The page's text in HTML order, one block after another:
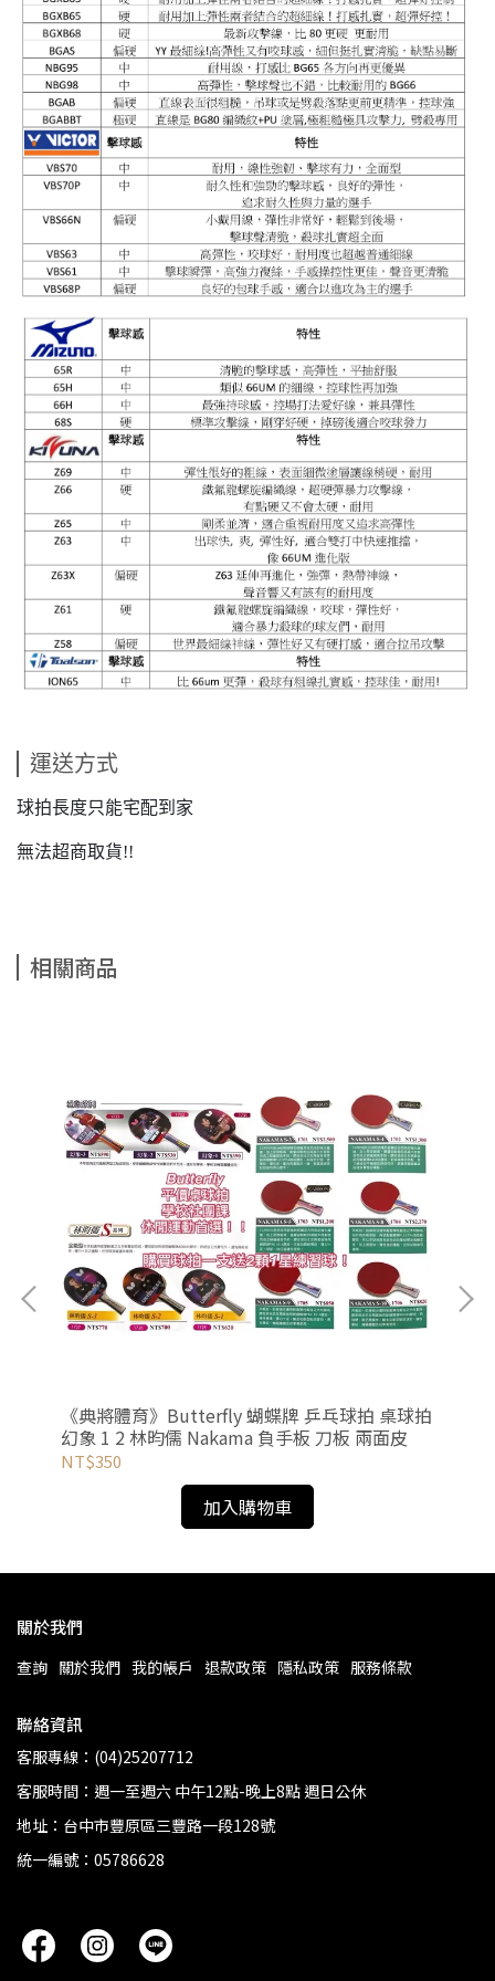
運送方式
球拍長度只能宅配到家
無法超商取貨!!
相關商品
《典將體育》Butterfly 蝴蝶牌 乒乓球拍 桌球拍
幻象 1 2 林昀儒 Nakama 負手板 刀板 兩面皮
NT$350
加入購物車
關於我們
查詢 關於我們 我的帳戶 退款政策 隱私政策 服務條款
聯絡資訊
客服專線：(04)25207712
客服時間：週一至週六 中午12點-晚上8點 週日公休
地址：台中市豐原區三豐路一段128號
統一編號：05786628